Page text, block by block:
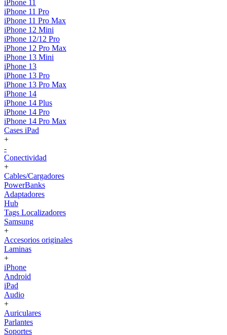
iPhone 11
iPhone 11 Pro
iPhone 11 Pro Max
iPhone 12 Mini
iPhone 12/12 Pro
iPhone 12 Pro Max
iPhone 13 Mini
iPhone 13
iPhone 13 Pro
iPhone 13 Pro Max
iPhone 14
iPhone 14 Plus
iPhone 14 Pro
iPhone 14 Pro Max
Cases iPad
+
-
Conectividad
+
Cables/Cargadores
PowerBanks
Adaptadores
Hub
Tags Localizadores
Samsung
+
Accesorios originales
Laminas
+
iPhone
Android
iPad
Audio
+
Auriculares
Parlantes
Soportes